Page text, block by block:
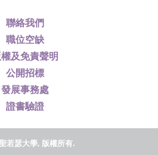
聯絡我們
職位空缺
及免責聲明
公開招標
發展事務處
證書驗證
若瑟大學, 版權所有.